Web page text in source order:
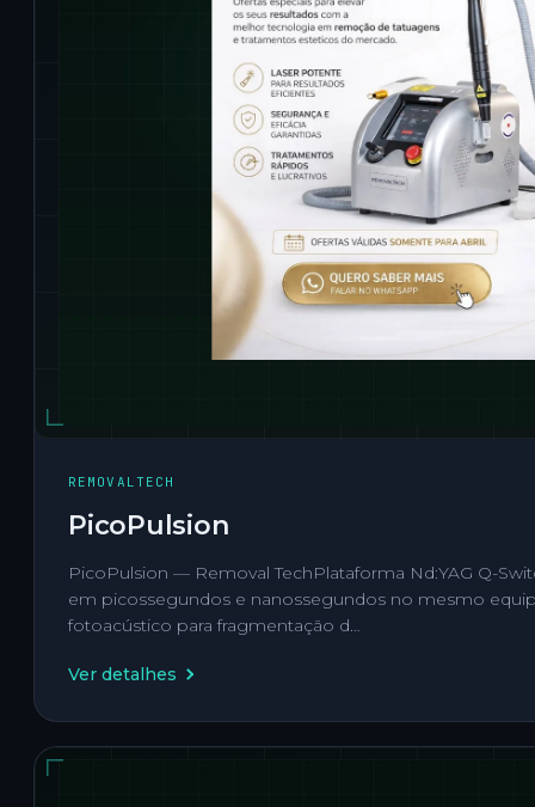
REMOVALTECH
PicoPulsion
PicoPulsion — Removal TechPlataforma Nd:YAG Q-
em picossegundos e nanossegundos no mesmo
fotoacústico para fragmentação d…
Ver detalhes